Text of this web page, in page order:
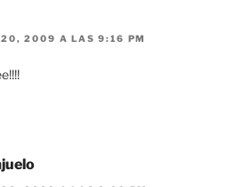
20, 2009 A LAS 9:16 PM